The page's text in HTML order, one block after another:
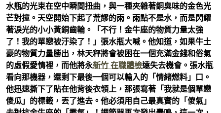
水瓶的光束在空中瞬間扭曲，與一種夾雜著銅臭味的金色光
芒對撞。天空開始下起了荒謬的雨。雨點不是水，而是閃耀
著淚光的小小黃銅齒輪。「不行！金牛座的物質力量太強
了！我的單戀被汙染了！」張水瓶大喊。他知道，如果牛土
豪的物質力量勝出，林天秤將會被困在一個充滿金錢和俗氣
的虛假愛情裡，而他將永新竹 在職體檢遠失去機會。張水瓶
看向那機器，還剩下最後一個可以輸入的「情緒燃料」口。
他迅速撕下了貼在他背後衣領上，那張寫著「我就是個單戀
傻瓜」的標籤，丟了進去。他必須用自己最真實的「傻氣」